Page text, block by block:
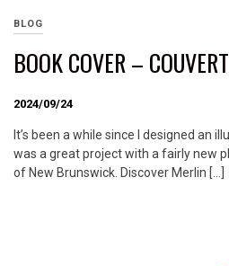
BLOG
BOOK COVER –
2024/09/24
It’s been a while since I designed an
was a great project with a fairly new
of New Brunswick. Discover Merlin […]